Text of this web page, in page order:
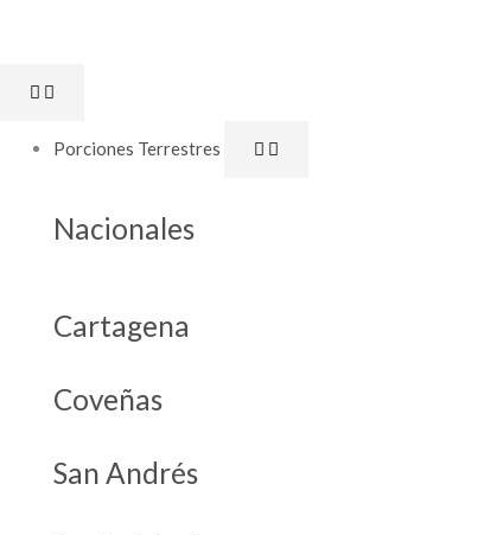
Porciones Terrestres
Nacionales
Cartagena
Coveñas
San Andrés